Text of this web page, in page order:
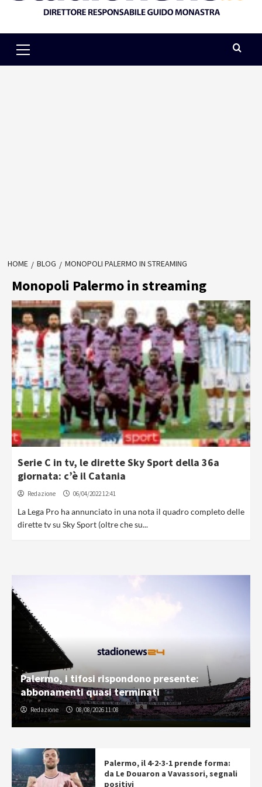
Menu
HOME BLOG MONOPOLI PALERMO IN STREAMING
Monopoli Palermo in streaming
Serie C in tv, le dirette Sky Sport della 36a
giornata: c’è il Catania
Redazione 06/04/2022 12:41
La Lega Pro ha annunciato in una nota il quadro completo delle
dirette tv su Sky Sport (oltre che su...
Palermo, i tifosi rispondono presente:
abbonamenti quasi terminati
Redazione 08/08/2026 11:08
Palermo, il 4-2-3-1 prende forma:
da Le Douaron a Vavassori, segnali
positivi